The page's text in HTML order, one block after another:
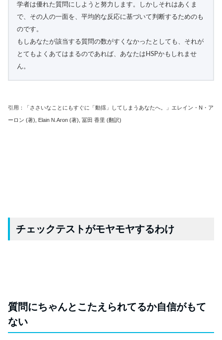
学者は優れた質問にしようと努力します。しかしそれはあくま
で、その人の一面を、平均的な反応に基づいて判断するためのも
のです。
もしあなたが該当する質問の数がすくなかったとしても、それが
とてもよくあてはまるのであれば、あなたはHSPかもしれませ
ん。
引用：「ささいなことにもすぐに「動揺」してしまうあなたへ。」エレイン・N・ア
ーロン (著), Elain N.Aron (著), 冨田 香里 (翻訳)
チェックテストがモヤモヤするわけ
質問にちゃんとこたえられてるか自信がもて
ない